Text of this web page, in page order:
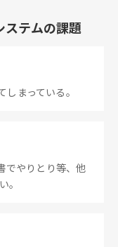
ステムの課題
まっている。
でやりとり等、他
。